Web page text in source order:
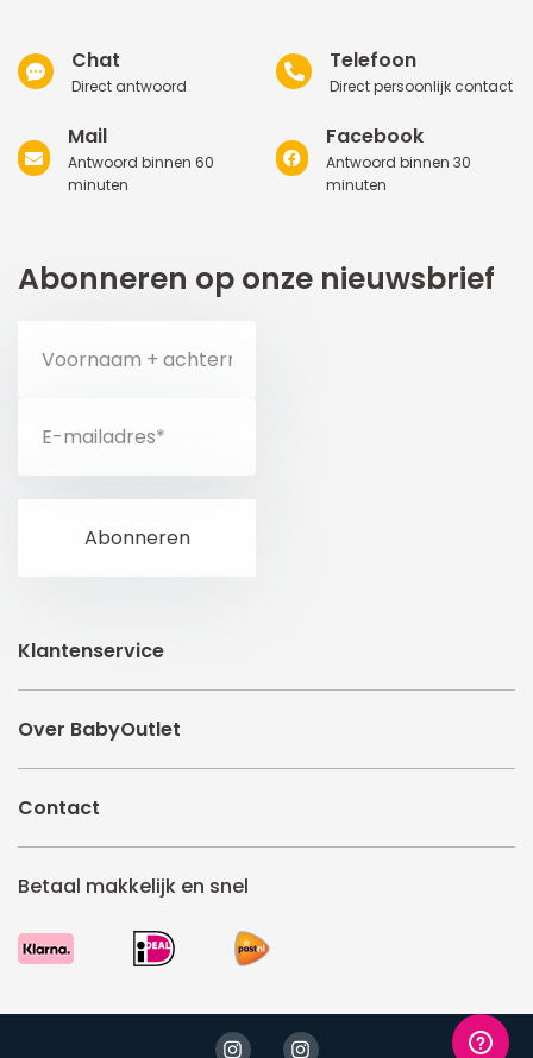
Chat
Direct antwoord
Telefoon
Direct persoonlijk contact
Mail
Antwoord binnen 60
minuten
Facebook
Antwoord binnen 30
minuten
Abonneren op onze nieuwsbrief
Klantenservice
Over BabyOutlet
Contact
Betaal makkelijk en snel